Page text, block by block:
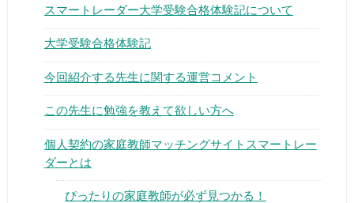
スマートレーダー大学受験合格体験記について
大学受験合格体験記
今回紹介する先生に関する運営コメント
この先生に勉強を教えて欲しい方へ
個人契約の家庭教師マッチングサイトスマートレー
ダーとは
ぴったりの家庭教師が必ず見つかる！